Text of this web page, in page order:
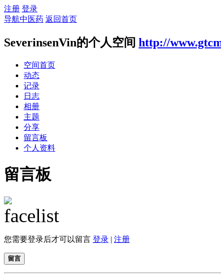
注册 登录
导航中医药 返回首页
SeverinsenVin的个人空间 http://
空间首页
动态
记录
日志
相册
主题
分享
留言板
个人资料
留言板
您需要登录后才可以留言 登录 | 注册
留言